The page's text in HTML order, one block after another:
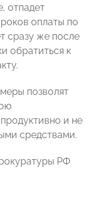
отпадет
оплаты по
сразу же после
обратиться к
позволят
и не
средствами.
РФ